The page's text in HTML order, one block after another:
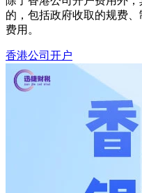
的，包括政府收取的规费
费用。
香港公司开户